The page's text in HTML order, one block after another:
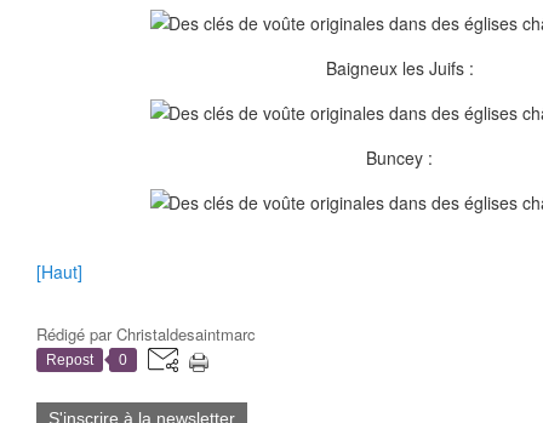
Baigneux les Juifs :
Buncey :
[Haut]
Rédigé parChristaldesaintmarc
Repost 0
S'inscrire à la newsletter